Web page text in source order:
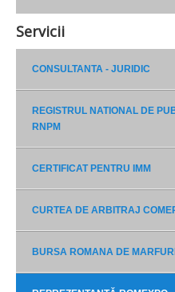
Servicii
CONSULTANTA - JURIDIC
REGISTRUL NATIONAL DE
RNPM
CERTIFICAT PENTRU IMM
CURTEA DE ARBITRAJ
BURSA ROMANA DE MARFURI